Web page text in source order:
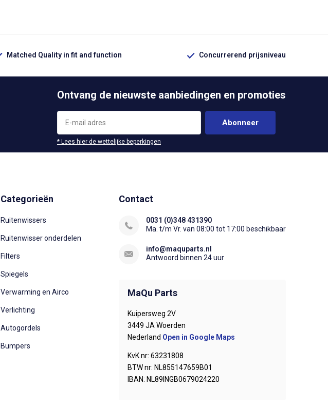
Matched Quality in fit and function Concurrerend prijsniveau
Ontvang de nieuwste aanbiedingen en promoties
Abonneer
* Lees hier de wettelijke beperkingen
Categorieën
Ruitenwissers
Ruitenwisser onderdelen
Filters
Spiegels
Verwarming en Airco
Verlichting
Autogordels
Bumpers
Contact
0031 (0)348 431390
Ma. t/m Vr. van 08:00 tot 17:00 beschikbaar
info@maquparts.nl
Antwoord binnen 24 uur
MaQu Parts
Kuipersweg 2V
3449 JA Woerden
Nederland Open in Google Maps
KvK nr: 63231808
BTW nr: NL855147659B01
IBAN: NL89INGB0679024220